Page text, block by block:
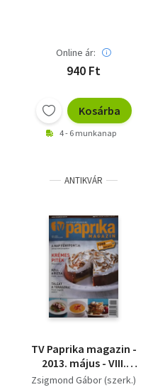
Online ár:
940 Ft
Kosárba
4 - 6 munkanap
ANTIKVÁR
TV Paprika magazin -
2013. május - VIII.
évfolyam 5. szám
Zsigmond Gábor (szerk.)